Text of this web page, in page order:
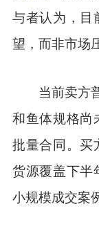
与者认为，目
望，而非市场
当前卖方普
和鱼体规格尚
批量合同。买
货源覆盖下半
小规模成交案